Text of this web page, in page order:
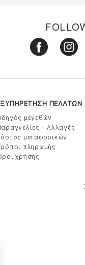
ΠΕΛΑΤΩΝ
μεγεθών
- Αλλαγές
μεταφορικών
πληρωμής
χρήσης